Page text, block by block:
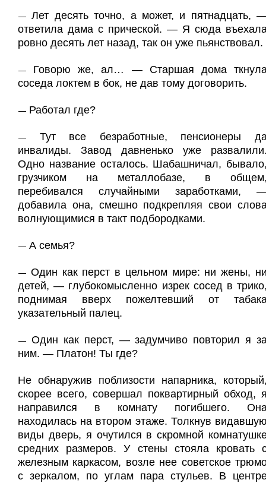
—Лет десять точно, а может, и пятнадцать,
ответила дама с прической. — Я сюда
ровно десять лет назад, так он уже пьянствовал.
— Говорю же, ал… — Старшая дома
соседа локтем в бок, не дав тому договорить.
— Работал где?
— Тут все безработные, пенсионеры
инвалиды. Завод давненько уже
Одно название осталось. Шабашничал,
грузчиком на металлобазе, в
перебивался случайными заработками,
добавила она, смешно подкрепляя свои
волнующимися в такт подбородками.
— А семья?
— Один как перст в цельном мире: ни жены,
детей, — глубокомысленно изрек сосед в
поднимая вверх пожелтевший от
указательный палец.
— Один как перст, — задумчиво повторил я
ним. — Платон! Ты где?
Не обнаружив поблизости напарника,
скорее всего, совершал поквартирный обход,
направился в комнату погибшего.
находилась на втором этаже. Толкнув
виды дверь, я очутился в скромной
средних размеров. У стены стояла кровать
железным каркасом, возле нее советское
с зеркалом, по углам пара стульев. В